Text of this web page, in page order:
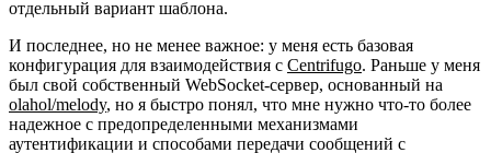
отдельный вариант шаблона.
И последнее, но не менее важное: у меня есть базовая
конфигурация для взаимодействия с Centrifugo. Раньше у меня
был свой собственный WebSocket-сервер, основанный на
olahol/melody, но я быстро понял, что мне нужно что-то более
надежное с предопределенными механизмами
аутентификации и способами передачи сообщений с